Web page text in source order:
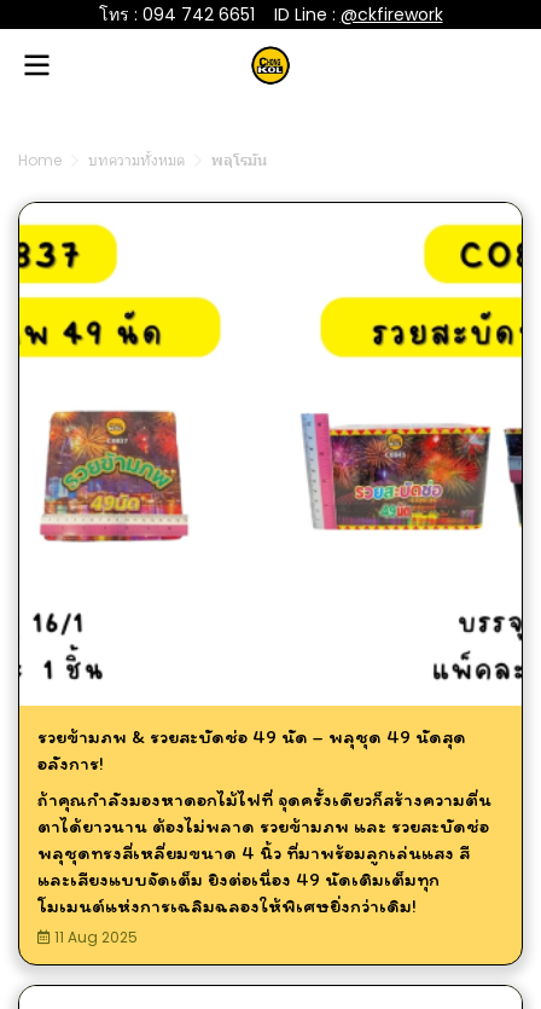
โทร : 094 742 6651 ID Line : @ckfirework
Home บทความทั้งหมด พลุโรมัน
รวยข้ามภพ & รวยสะบัดช่อ 49 นัด – พลุชุด 49 นัดสุด
อลังการ!
ถ้าคุณกำลังมองหาดอกไม้ไฟที่ จุดครั้งเดียวก็สร้างความตื่น
ตาได้ยาวนาน ต้องไม่พลาด รวยข้ามภพ และ รวยสะบัดช่อ
พลุชุดทรงสี่เหลี่ยมขนาด 4 นิ้ว ที่มาพร้อมลูกเล่นแสง สี
และเสียงแบบจัดเต็ม ยิงต่อเนื่อง 49 นัดเติมเต็มทุก
โมเมนต์แห่งการเฉลิมฉลองให้พิเศษยิ่งกว่าเดิม!
11 Aug 2025